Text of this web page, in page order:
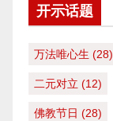
开示话题
万法唯心生 (28)
二元对立 (12)
佛教节日 (28)